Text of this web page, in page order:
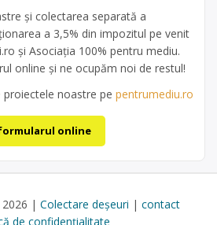
și colectarea separată a
a 3,5% din impozitul pe venit
și Asociația 100% pentru mediu.
online și ne ocupăm noi de restul!
noastre pe pentrumediu.ro
online
| Colectare deșeuri | contact
de confidențialitate